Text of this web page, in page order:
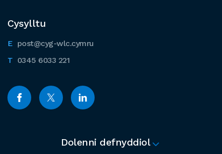
Cysylltu
post@cyg-wlc.cymru
0345 6033 221
Dolenni defnyddiol